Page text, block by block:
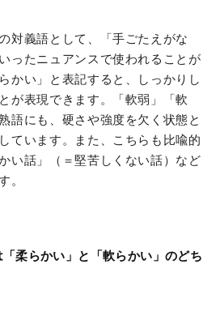
対義語として、「手ごたえがな
ったニュアンスで使われることが
かい」と表記すると、しっかりし
が表現できます。「軟弱」「軟
語にも、硬さや強度を欠く状態と
ています。また、こちらも比喩的
い話」（＝堅苦しくない話）など
。
柔らかい」と「軟らかい」のどち